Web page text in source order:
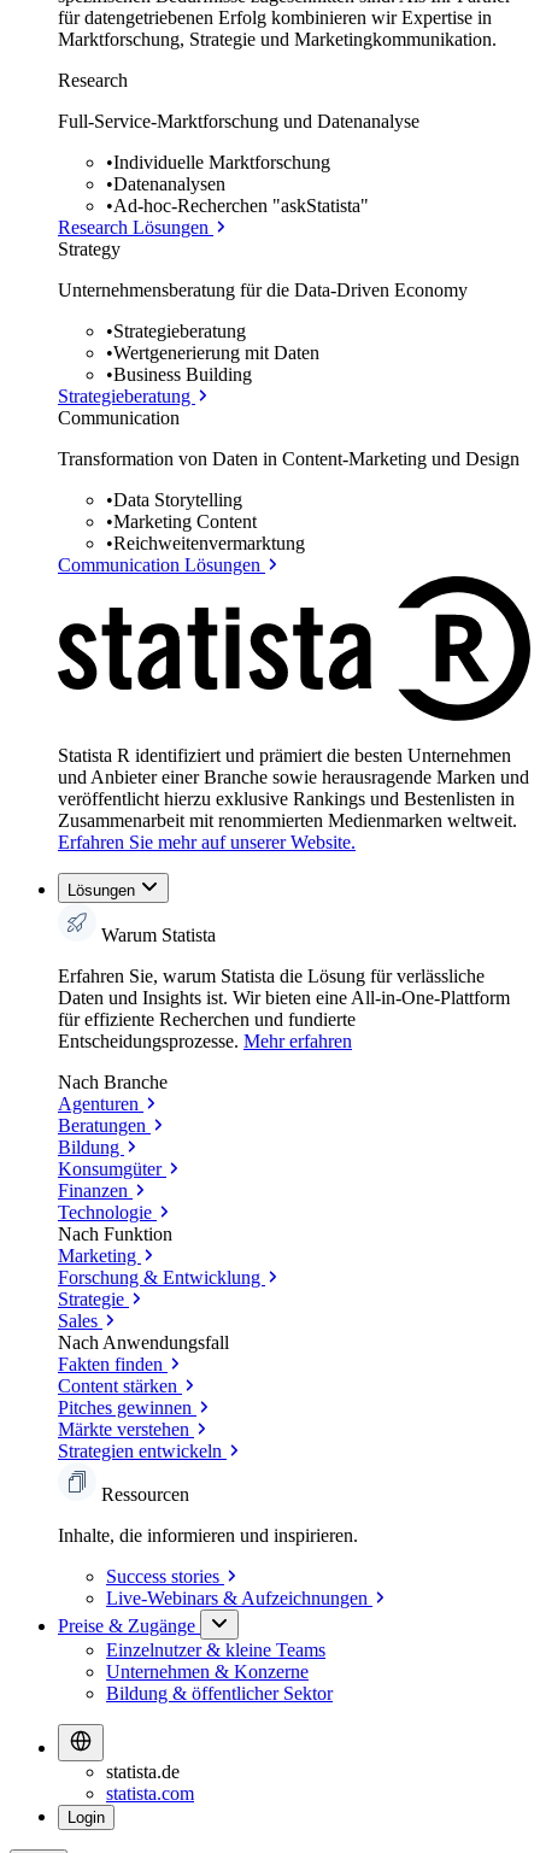
für datengetriebenen Erfolg kombinieren wir Expertise in
Marktforschung, Strategie und Marketingkommunikation.
Research
Full-Service-Marktforschung und Datenanalyse
•Individuelle Marktforschung
•Datenanalysen
•Ad-hoc-Recherchen "askStatista"
Research Lösungen
Strategy
Unternehmens­beratung für die Data-Driven Economy
•Strategieberatung
•Wertgenerierung mit Daten
•Business Building
Strategieberatung
Communication
Transformation von Daten in Content-Marketing und Design
•Data Storytelling
•Marketing Content
•Reichweitenvermarktung
Communication Lösungen
Statista R identifiziert und prämiert die besten Unternehmen
und Anbieter einer Branche sowie herausragende Marken und
veröffentlicht hierzu exklusive Rankings und Bestenlisten in
Zusammenarbeit mit renommierten Medienmarken weltweit.
Erfahren Sie mehr auf unserer Website.
Lösungen
Warum Statista
Erfahren Sie, warum Statista die Lösung für verlässliche
Daten und Insights ist. Wir bieten eine All-in-One-Plattform
für effiziente Recherchen und fundierte
Entscheidungsprozesse. Mehr erfahren
Nach Branche
Agenturen
Beratungen
Bildung
Konsumgüter
Finanzen
Technologie
Nach Funktion
Marketing
Forschung & Entwicklung
Strategie
Sales
Nach Anwendungsfall
Fakten finden
Content stärken
Pitches gewinnen
Märkte verstehen
Strategien entwickeln
Ressourcen
Inhalte, die informieren und inspirieren.
Success stories
Live-Webinars & Aufzeichnungen
Preise & Zugänge
Einzelnutzer & kleine Teams
Unternehmen & Konzerne
Bildung & öffentlicher Sektor
statista.de
statista.com